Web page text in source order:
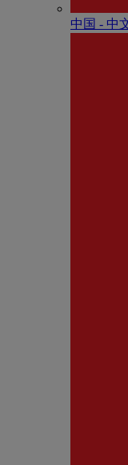
中国 - 中